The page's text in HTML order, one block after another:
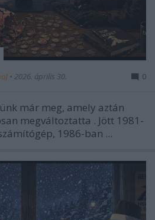
• 2026. április 30. 0
már meg, amely aztán
megváltoztatta . Jött 1981-
1986-ban ...